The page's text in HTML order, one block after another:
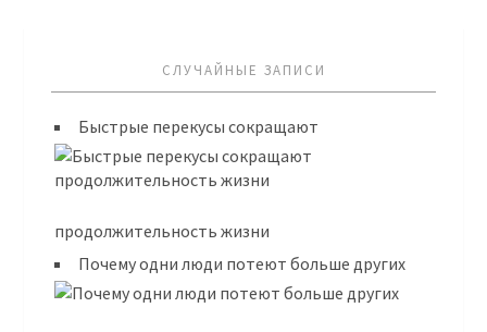
СЛУЧАЙНЫЕ ЗАПИСИ
Быстрые перекусы сокращают
продолжительность жизни
Почему одни люди потеют больше других